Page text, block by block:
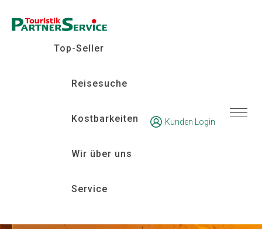
Top-Seller
Reisesuche
Kostbarkeiten
Wir über uns
Service
Kunden Login